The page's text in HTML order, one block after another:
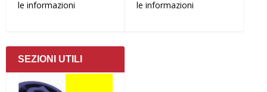
le informazioni
le informazioni
SEZIONI UTILI